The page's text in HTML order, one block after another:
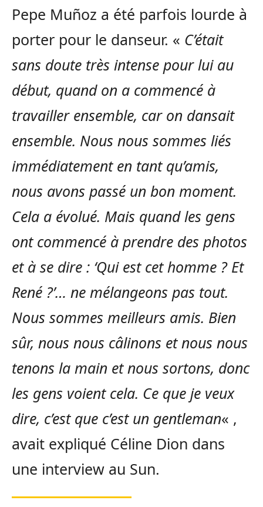
Pepe Muñoz a été parfois lourde à
porter pour le danseur. « C’était
sans doute très intense pour lui au
début, quand on a commencé à
travailler ensemble, car on dansait
ensemble. Nous nous sommes liés
immédiatement en tant qu’amis,
nous avons passé un bon moment.
Cela a évolué. Mais quand les gens
ont commencé à prendre des photos
et à se dire : ‘Qui est cet homme ? Et
René ?’… ne mélangeons pas tout.
Nous sommes meilleurs amis. Bien
sûr, nous nous câlinons et nous nous
tenons la main et nous sortons, donc
les gens voient cela. Ce que je veux
dire, c’est que c’est un gentleman« ,
avait expliqué Céline Dion dans
une interview au Sun.